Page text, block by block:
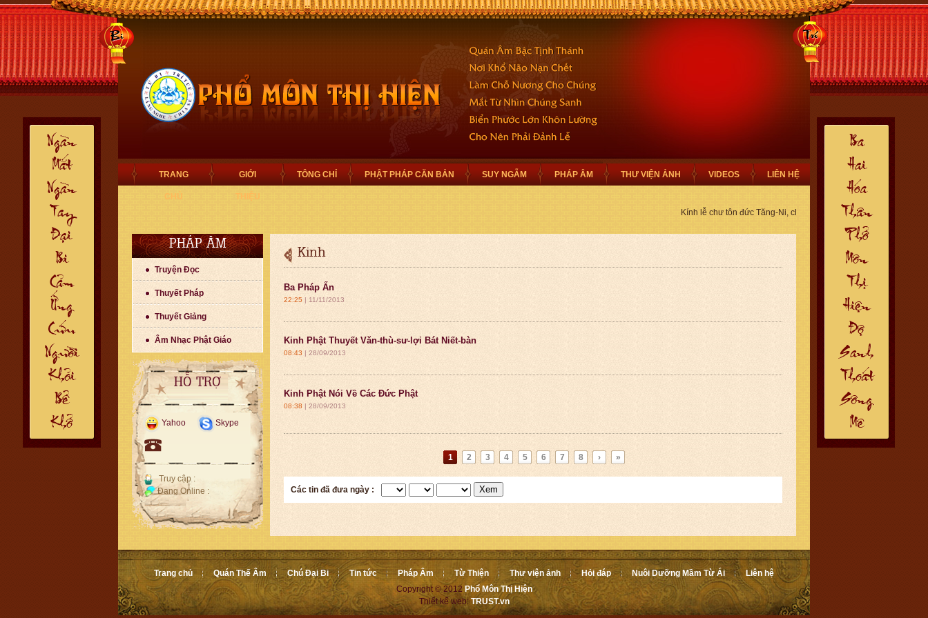
TRANG GIỚI
THIỆU
TÔNG CHỈ PHẬT PHÁP CĂN BẢN SUY NGẪM PHÁP ÂM THƯ VIỆN ẢNH VIDEOS LIÊN HỆ
Kính lễ chư tôn đức Tăng-Ni, chào mừng Quý Phật Tử thiện
PHÁP ÂM
Truyện Đọc
Thuyết Pháp
Thuyết Giảng
Âm Nhạc Phật Giáo
HỖ TRỢ
Yahoo Skype
Truy cập :
Đang Online :
Kinh
Ba Pháp Ấn
22:25 | 11/11/2013
Kinh Phật Thuyết Văn-thù-sư-lợi Bát Niết-bàn
08:43 | 28/09/2013
Kinh Phật Nói Về Các Đức Phật
08:38 | 28/09/2013
1 2 3 4 5 6 7 8 › »
Các tin đã đưa ngày : Xem
Trang chủ Quán Thế Âm Chú Đại Bi Tin tức Pháp Âm Từ Thiện Thư viện ảnh Hỏi đáp Nuôi Dưỡng Mầm Từ Ái
Liên hệ
Copyright © 2012 Phổ Môn Thị Hiện
Thiết kế web: TRUST.vn